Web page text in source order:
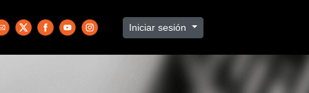
Iniciar sesión